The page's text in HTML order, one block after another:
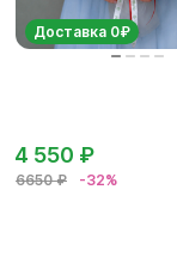
Доставка 0₽
6650 ₽ -32%
4 550 ₽